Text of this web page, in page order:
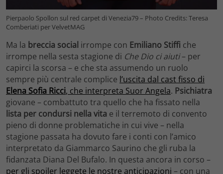
Pierpaolo Spollon sul red carpet di Venezia79 – Photo Credits: Teresa
Comberiati per VelvetMAG
Ma la breccia social irrompe con Emiliano Stiffi che
irrompe nella sesta stagione di Che Dio ci aiuti– per
capirci la scorsa – e che sta assumendo un ruolo
sempre più centrale complice l’uscita dal cast fisso di
Elena Sofia Ricci, che interpreta Suor Angela. Psichiatra
giovane – combattuto tra quello che ha fissato nella
lista per condursi nella vita e il terremoto di convento
pieno di donne problematiche in cui vive – nella
stagione passata ha dovuto fare i conti con l’amico
interpretato da Giammarco Saurino che gli ruba la
fidanzata Diana Del Bufalo. In questa ancora in corso –
per gli spoiler leggete le nostre anticipazioni – con una